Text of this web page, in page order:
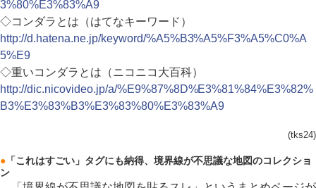
3%80%E3%83%A9
◇コンダラとは（はてなキーワード）
http://d.hatena.ne.jp/keyword/%A5%B3%A5%F3%A5%C0%A
5%E9
◇重いコンダラとは（ニコニコ大百科）
http://dic.nicovideo.jp/a/%E9%87%8D%E3%81%84%E3%82%
B3%E3%83%B3%E3%83%80%E3%83%A9
(tks24)
● 「これはすごい」タグにも納得、境界線が不思議な地図のコレクショ
ン